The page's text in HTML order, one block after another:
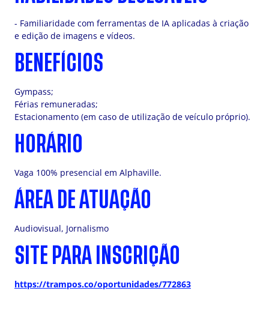
- Familiaridade com ferramentas de IA aplicadas à criação
e edição de imagens e vídeos.
BENEFÍCIOS
Gympass;
Férias remuneradas;
Estacionamento (em caso de utilização de veículo próprio).
HORÁRIO
Vaga 100% presencial em Alphaville.
ÁREA DE ATUAÇÃO
Audiovisual, Jornalismo
SITE PARA INSCRIÇÃO
https://trampos.co/oportunidades/772863